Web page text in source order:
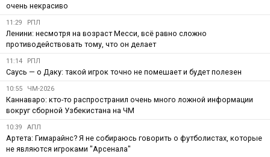
очень некрасиво
11:29 РПЛ
Ленини: несмотря на возраст Месси, всё равно сложно
противодействовать тому, что он делает
11:14 РПЛ
Саусь — о Даку: такой игрок точно не помешает и будет полезен
10:55 ЧМ-2026
Каннаваро: кто-то распространил очень много ложной информации
вокруг сборной Узбекистана на ЧМ
10:39 АПЛ
Артета: Гимарайнс? Я не собираюсь говорить о футболистах, которые
не являются игроками "Арсенала"